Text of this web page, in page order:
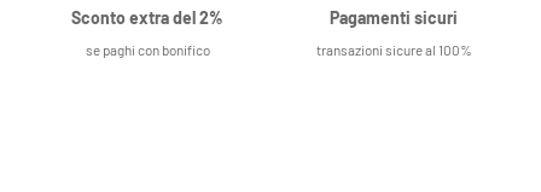
Sconto extra del 2%
se paghi con bonifico
Pagamenti sicuri
transazioni sicure al 100%